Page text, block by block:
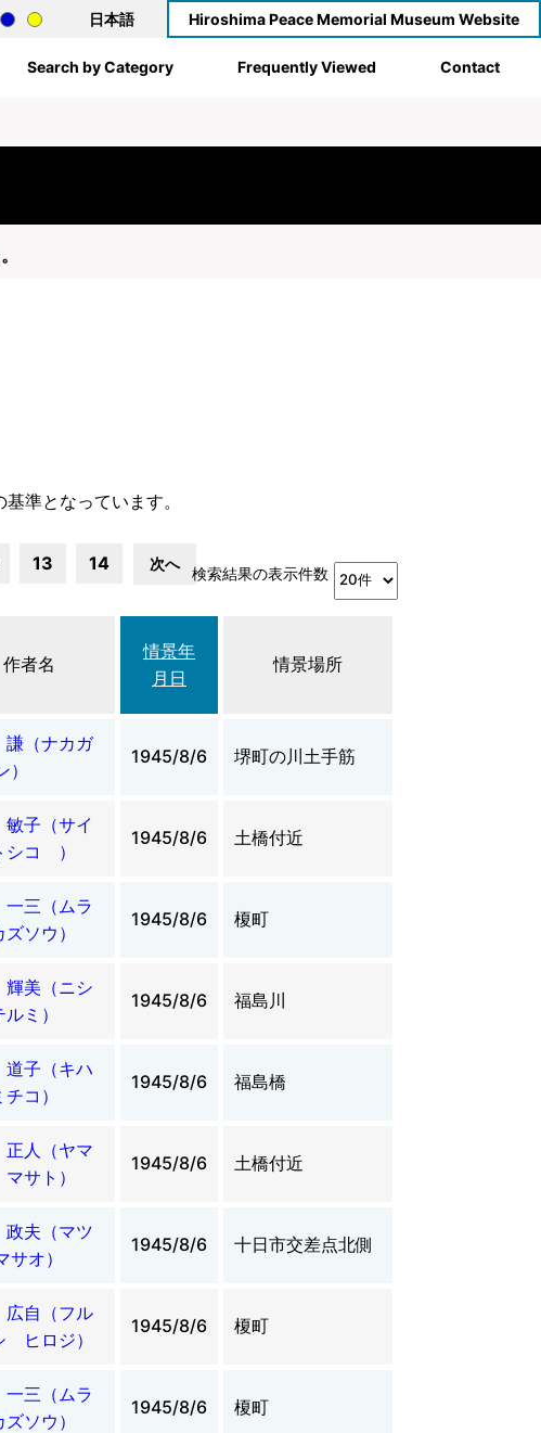
日本語 Hiroshima Peace Memorial Museum Website
Search by Category Frequently Viewed Contact
準となっています。
13 14 次へ
検索結果の表示件数
作者名
情景年
月日
情景場所
（ナカガ
1945/8/6 堺町の川土手筋
子（サイ
コ ）
1945/8/6 土橋付近
三（ムラ
ソウ）
1945/8/6 榎町
美（ニシ
ミ）
1945/8/6 福島川
子（キハ
コ）
1945/8/6 福島橋
人（ヤマ
サト）
1945/8/6 土橋付近
夫（マツ
サオ）
1945/8/6 十日市交差点北側
自（フル
ヒロジ）
1945/8/6 榎町
三（ムラ
ソウ）
1945/8/6 榎町